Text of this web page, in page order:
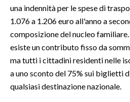
una indennità per le spese di
1.076 a 1.206 euro all'anno a
composizione del nucleo familiare.
esiste un contributo fisso da
ma tutti i cittadini residenti nelle
a uno sconto del 75% sui biglietti
qualsiasi destinazione nazionale.